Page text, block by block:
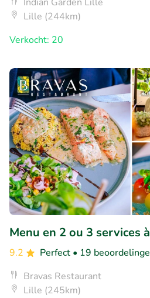
Indian Garden Lille
Lille (244km)
Verkocht: 20
Menu en 2 ou 3 services
9.2 Perfect • 19
Bravas Restaurant
Lille (245km)